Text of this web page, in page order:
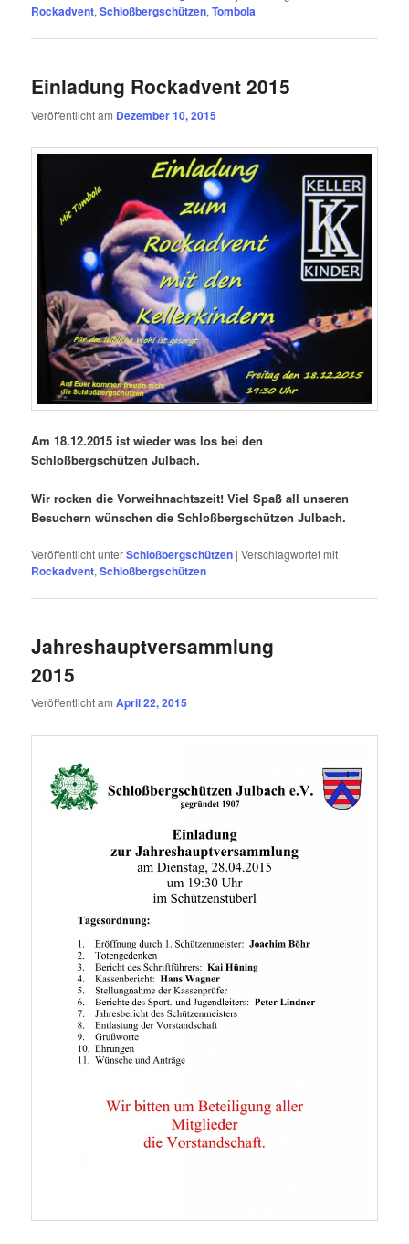
Rockadvent,Schloßbergschützen,Tombola
Einladung Rockadvent 2015
Veröffentlicht am Dezember 10, 2015
Am 18.12.2015 ist wieder was los bei den
Schloßbergschützen Julbach.
Wir rocken die Vorweihnachtszeit! Viel Spaß all unseren
Besuchern wünschen die Schloßbergschützen Julbach.
Veröffentlicht unterSchloßbergschützen |Verschlagwortet mit
Rockadvent,Schloßbergschützen
Jahreshauptversammlung
2015
Veröffentlicht amApril 22, 2015